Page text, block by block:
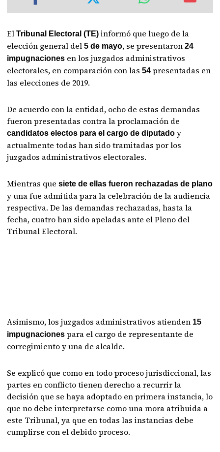
ElTribunal Electoral (TE)informó que luego de la
elección general del5 de mayo, se presentaron24
impugnaciones en los juzgados administrativos
electorales, en comparación con las54 presentadas en
las elecciones de 2019.
De acuerdo con la entidad, ocho de estas demandas
fueron presentadas contra la proclamación de
candidatos electos para el cargo de diputado y
actualmente todas han sido tramitadas por los
juzgados administrativos electorales.
Mientras quesiete de ellas fueron rechazadas de plano
y una fue admitida para la celebración de la audiencia
respectiva. De las demandas rechazadas, hasta la
fecha, cuatro han sido apeladas ante el Pleno del
Tribunal Electoral.
Asimismo, los juzgados administrativos atienden 15
impugnaciones para el cargo de representante de
corregimiento y una de alcalde.
Se explicó que como en todo proceso jurisdiccional, las
partes en conflicto tienen derecho a recurrir la
decisión que se haya adoptado en primera instancia, lo
que no debe interpretarse como una mora atribuida a
este Tribunal, ya que en todas las instancias debe
cumplirse con el debido proceso.